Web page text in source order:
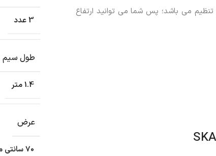
می باشد؛ پس شما می توانید ارتفاع
3 عدد
طول سیم
1.4 متر
عرض
70 سانتی متر